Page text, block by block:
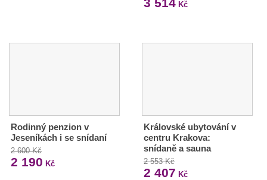
Kč
Rodinný penzion v
Jeseníkách i se snídaní
2 600 Kč
2 190 Kč
Královské ubytování v
centru Krakova:
snídaně a sauna
2 553 Kč
2 407 Kč